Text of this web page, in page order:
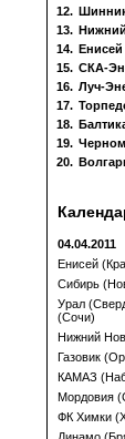
12.
13.
14. Енисей
15. СКА-
16. Луч-
17.
18.
19.
20.
04.04.2011
Енисей
Сибирь
Урал
(Сочи)
Нижний
Газовик
КАМАЗ
Мордовия
ФК Химки